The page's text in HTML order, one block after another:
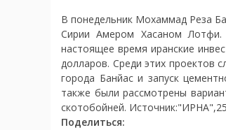
В понедельник Мохаммад Реза
Сирии Амером Хасаном Лотфи.
настоящее время иранские
долларов. Среди этих проектов
города Банйас и запуск
также были рассмотрены
скотобойней.
Поделиться: